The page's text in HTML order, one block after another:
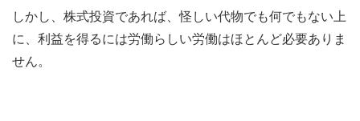
しかし、株式投資であれば、怪しい代物でも何でもない上
に、利益を得るには労働らしい労働はほとんど必要ありま
せん。